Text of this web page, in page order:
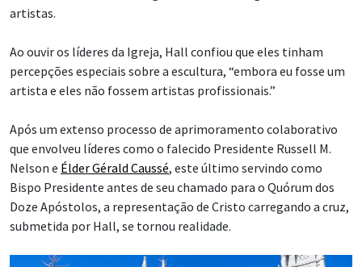
artistas.
Ao ouvir os líderes da Igreja, Hall confiou que eles tinham
percepções especiais sobre a escultura, “embora eu fosse um
artista e eles não fossem artistas profissionais.”
Após um extenso processo de aprimoramento colaborativo
que envolveu líderes como o falecido Presidente Russell M.
Nelson e Élder Gérald Caussé, este último servindo como
Bispo Presidente antes de seu chamado para o Quórum dos
Doze Apóstolos, a representação de Cristo carregando a cruz,
submetida por Hall, se tornou realidade.